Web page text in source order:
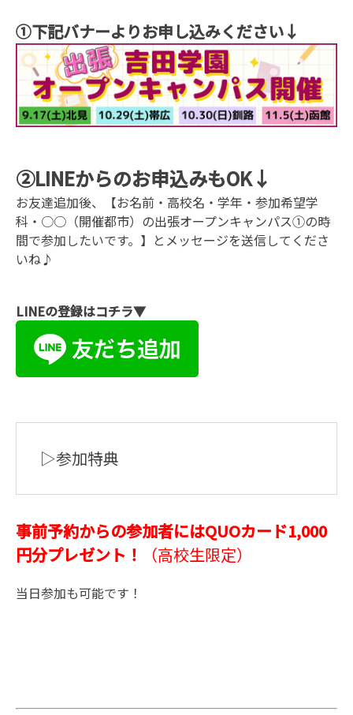
①下記バナーよりお申し込みください↓
②LINEからのお申込みもOK↓
お友達追加後、【お名前・高校名・学年・参加希望学
科・○○（開催都市）の出張オープンキャンパス①の時
間で参加したいです。】とメッセージを送信してくださ
いね♪
LINEの登録はコチラ▼
▷参加特典
事前予約からの参加者にはQUOカード1,000
円分プレゼント！
（高校生限定）
当日参加も可能です！